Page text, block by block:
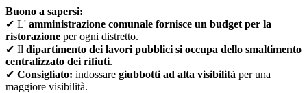
Buono a sapersi:
✔ L' amministrazione comunale fornisce un budget per la
ristorazione per ogni distretto.
✔ Il dipartimento dei lavori pubblici si occupa dello smaltimento
centralizzato dei rifiuti.
✔ Consigliato: indossare giubbotti ad alta visibilità per una
maggiore visibilità.